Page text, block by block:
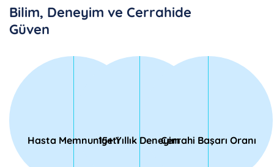
Bilim, Deneyim ve Cerrahide
Güven
Hasta Memnuniyeti15+ Yıllık DeneyimCerrahi Başarı Oranı